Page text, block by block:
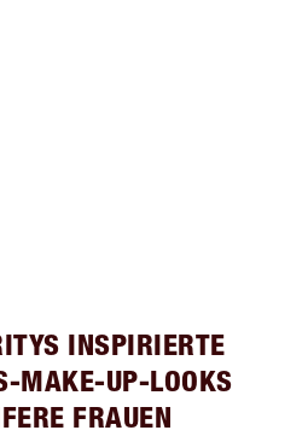
INSPIRIERTE
MAKE-UP-LOOKS
FRAUEN